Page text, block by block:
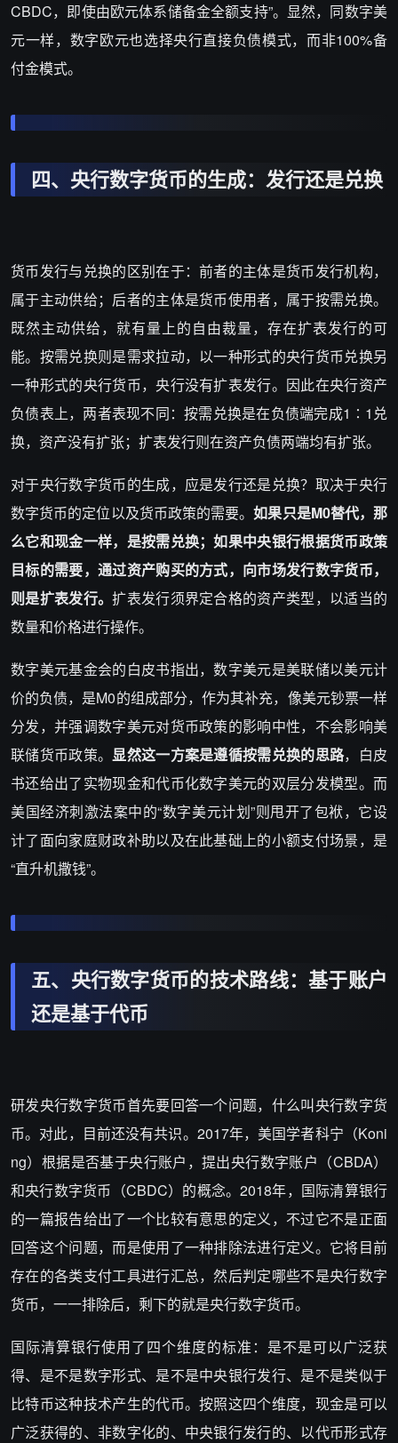
CBDC，即使由欧元体系储备金全额支持”。显然，同数字美
元一样，数字欧元也选择央行直接负债模式，而非100%备
付金模式。
四、央行数字货币的生成：发行还是兑换
货币发行与兑换的区别在于：前者的主体是货币发行机构，
属于主动供给；后者的主体是货币使用者，属于按需兑换。
既然主动供给，就有量上的自由裁量，存在扩表发行的可
能。按需兑换则是需求拉动，以一种形式的央行货币兑换另
一种形式的央行货币，央行没有扩表发行。因此在央行资产
负债表上，两者表现不同：按需兑换是在负债端完成1∶1兑
换，资产没有扩张；扩表发行则在资产负债两端均有扩张。
对于央行数字货币的生成，应是发行还是兑换？取决于央行
数字货币的定位以及货币政策的需要。如果只是M0替代，那
么它和现金一样，是按需兑换；如果中央银行根据货币政策
目标的需要，通过资产购买的方式，向市场发行数字货币，
则是扩表发行。扩表发行须界定合格的资产类型，以适当的
数量和价格进行操作。
数字美元基金会的白皮书指出，数字美元是美联储以美元计
价的负债，是M0的组成部分，作为其补充，像美元钞票一样
分发，并强调数字美元对货币政策的影响中性，不会影响美
联储货币政策。显然这一方案是遵循按需兑换的思路，白皮
书还给出了实物现金和代币化数字美元的双层分发模型。而
美国经济刺激法案中的“数字美元计划”则甩开了包袱，它设
计了面向家庭财政补助以及在此基础上的小额支付场景，是
“直升机撒钱”。
五、央行数字货币的技术路线：基于账户
还是基于代币
研发央行数字货币首先要回答一个问题，什么叫央行数字货
币。对此，目前还没有共识。2017年，美国学者科宁（Koni
ng）根据是否基于央行账户，提出央行数字账户（CBDA）
和央行数字货币（CBDC）的概念。2018年，国际清算银行
的一篇报告给出了一个比较有意思的定义，不过它不是正面
回答这个问题，而是使用了一种排除法进行定义。它将目前
存在的各类支付工具进行汇总，然后判定哪些不是央行数字
货币，一一排除后，剩下的就是央行数字货币。
国际清算银行使用了四个维度的标准：是不是可以广泛获
得、是不是数字形式、是不是中央银行发行、是不是类似于
比特币这种技术产生的代币。按照这四个维度，现金是可以
广泛获得的、非数字化的、中央银行发行的、以代币形式存